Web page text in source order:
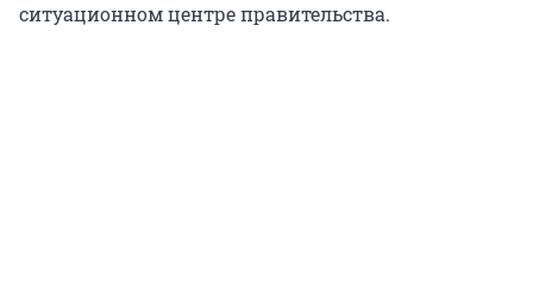
ситуационном центре правительства.